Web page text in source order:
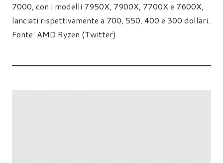
7000, con i modelli 7950X, 7900X, 7700X e 7600X,
lanciati rispettivamente a 700, 550, 400 e 300 dollari.
Fonte: AMD Ryzen (Twitter)